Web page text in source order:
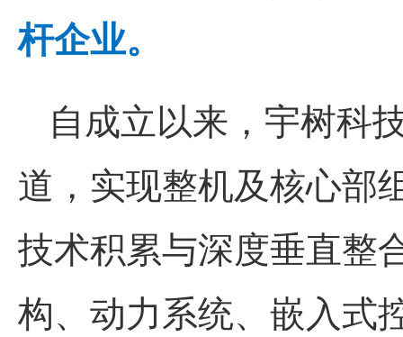
杆企业。
自成立以来， 宇树科
道，实现整机及核心部
技术积累与深度垂直整
构、动力系统、嵌入式